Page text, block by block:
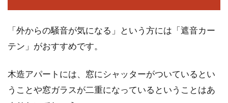
「外からの騒音が気になる」という方には「遮音カー
テン」がおすすめです。
木造アパートには、窓にシャッターがついているとい
うことや窓ガラスが二重になっているということはあ